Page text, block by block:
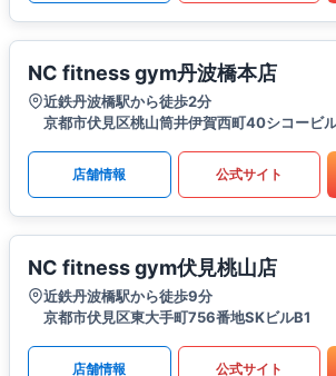
NC fitness gym丹波橋本店
近鉄丹波橋駅から徒歩2分
京都市伏見区桃山筒井伊賀西町40シコービ
店舗情報 公式サイト
NC fitness gym伏見桃山店
近鉄丹波橋駅から徒歩9分
京都市伏見区東大手町756番地SKビルB1
店舗情報 公式サイト